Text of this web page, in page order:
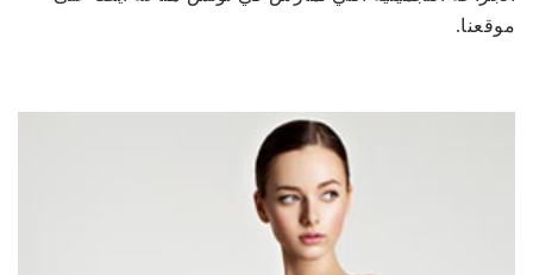
موقعنا.